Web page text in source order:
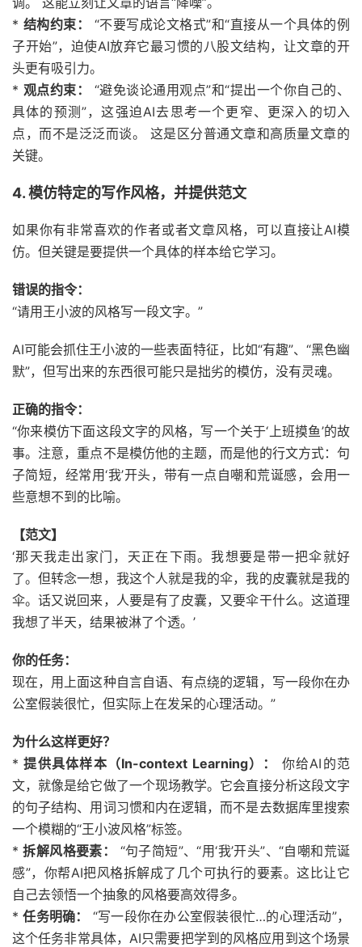
* 结构约束：
“不要写成论文格式”和“直接从一个具体的例
子开始”，迫使AI放弃它最习惯的八股文结构，让文章的开
头更有吸引力。
* 观点约束：
“避免谈论通用观点”和“提出一个你自己的、
具体的预测”，这强迫AI去思考一个更窄、更深入的切入
点，而不是泛泛而谈。 这是区分普通文章和高质量文章的
关键。
4. 模仿特定的写作风格，并提供范文
如果你有非常喜欢的作者或者文章风格，可以直接让AI模
仿。但关键是要提供一个具体的样本给它学习。
错误的指令：
“请用王小波的风格写一段文字。”
AI可能会抓住王小波的一些表面特征，比如“有趣”、“黑色幽
默”，但写出来的东西很可能只是拙劣的模仿，没有灵魂。
正确的指令：
“你来模仿下面这段文字的风格，写一个关于‘上班摸鱼’的故
事。注意，重点不是模仿他的主题，而是他的行文方式：句
子简短，经常用‘我’开头，带有一点自嘲和荒诞感，会用一
些意想不到的比喻。
【范文】
‘那天我走出家门，天正在下雨。我想要是带一把伞就好
了。但转念一想，我这个人就是我的伞，我的皮囊就是我的
伞。话又说回来，人要是有了皮囊，又要伞干什么。这道理
我想了半天，结果被淋了个透。’
你的任务：
现在，用上面这种自言自语、有点绕的逻辑，写一段你在办
公室假装很忙，但实际上在发呆的心理活动。”
为什么这样更好？
*提供具体样本（In-context Learning）：
你给AI的范
文，就像是给它做了一个现场教学。它会直接分析这段文字
的句子结构、用词习惯和内在逻辑，而不是去数据库里搜索
一个模糊的“王小波风格”标签。
*拆解风格要素：
“句子简短”、“用‘我’开头”、“自嘲和荒诞
感”，你帮AI把风格拆解成了几个可执行的要素。这比让它
自己去领悟一个抽象的风格要高效得多。
*任务明确：
“写一段你在办公室假装很忙…的心理活动”，
这个任务非常具体，AI只需要把学到的风格应用到这个场景